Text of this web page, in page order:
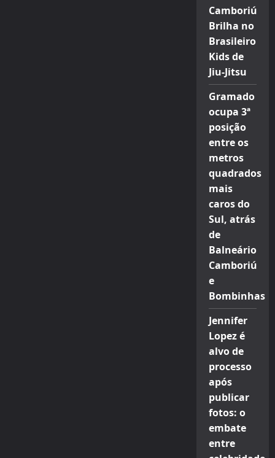
Camboriú
Brilha no
Brasileiro
Kids de
Jiu-Jitsu
Gramado
ocupa 3ª
posição
entre os
metros
quadrados
mais
caros do
Sul, atrás
de
Balneário
Camboriú
e
Bombinhas
Jennifer
Lopez é
alvo de
processo
após
publicar
fotos: o
embate
entre